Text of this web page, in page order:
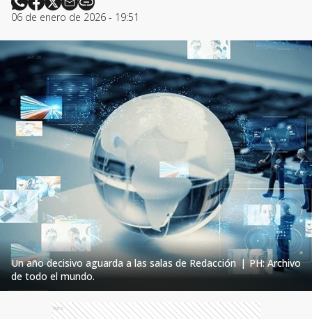
06 de enero de 2026 - 19:51
Un año decisivo aguarda a las salas de Redacción
de todo el mundo.
| PH: Archivo
Ads